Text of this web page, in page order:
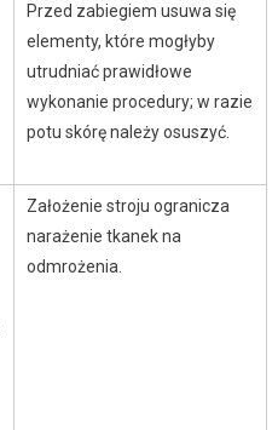
Przed zabiegiem usuwa się
elementy, które mogłyby
utrudniać prawidłowe
wykonanie procedury; w razie
potu skórę należy osuszyć.
Założenie stroju ogranicza
narażenie tkanek na
odmrożenia.